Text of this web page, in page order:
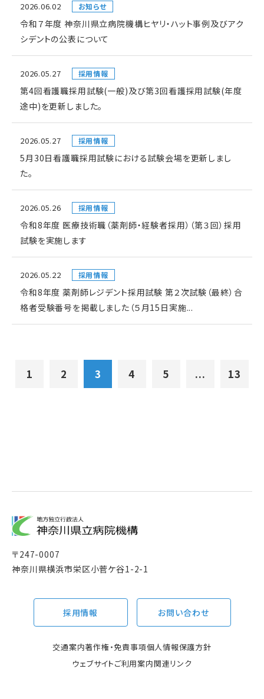
2026.06.02 お知らせ
令和７年度 神奈川県立病院機構ヒヤリ・ハット事例及びアク
シデントの公表について
2026.05.27 採用情報
第4回看護職採用試験(一般)及び第3回看護採用試験(年度
途中)を更新しました。
2026.05.27 採用情報
5月30日看護職採用試験における試験会場を更新しまし
た。
2026.05.26 採用情報
令和8年度 医療技術職（薬剤師・経験者採用）（第３回）採用
試験を実施します
2026.05.22 採用情報
令和8年度 薬剤師レジデント採用試験 第２次試験（最終）合
格者受験番号を掲載しました（５月15日実施...
1 2 3 4 5 ... 13
〒247-0007
神奈川県横浜市栄区小菅ケ谷1-2-1
採用情報 お問い合わせ
交通案内著作権・免責事項個人情報保護方針
ウェブサイトご利用案内関連リンク